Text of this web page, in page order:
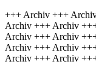
+++ Archiv +++
Archiv +++ Archiv
Archiv +++ Archiv
Archiv +++ Archiv
Archiv +++ Archiv